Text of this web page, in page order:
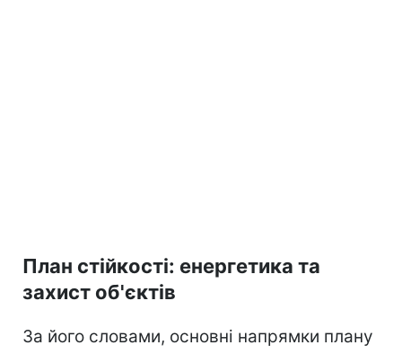
План стійкості: енергетика та
захист об'єктів
За його словами, основні напрямки плану